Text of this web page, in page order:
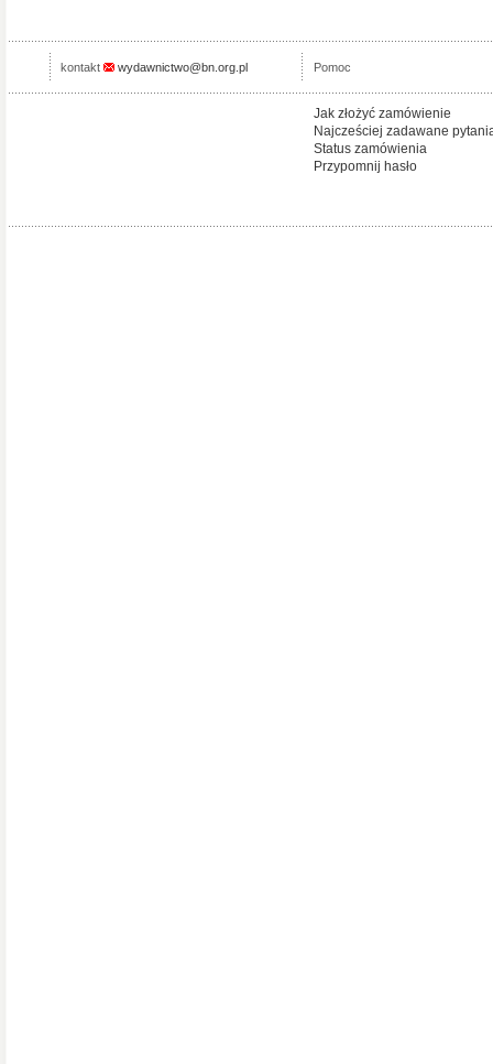
kontakt wydawnictwo@bn.org.pl Pomoc
Jak złożyć zamówienie
Najcześciej zadawane
Status zamówienia
Przypomnij hasło